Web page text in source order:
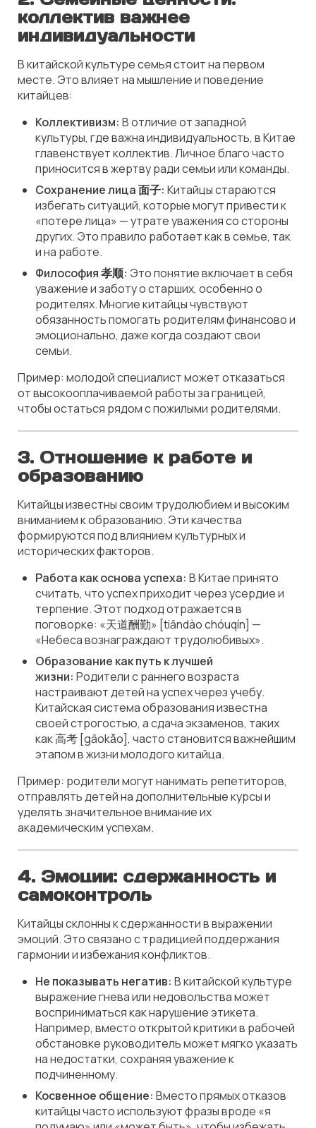
коллектив важнее
индивидуальности
В китайской культуре семья стоит на первом
месте. Это влияет на мышление и поведение
китайцев:
Коллективизм: В отличие от западной
культуры, где важна индивидуальность, в Китае
главенствует коллектив. Личное благо часто
приносится в жертву ради семьи или команды.
Сохранение лица 面子: Китайцы стараются
избегать ситуаций, которые могут привести к
«потере лица» — утрате уважения со стороны
других. Это правило работает как в семье, так
и на работе.
Философия 孝顺: Это понятие включает в себя
уважение и заботу о старших, особенно о
родителях. Многие китайцы чувствуют
обязанность помогать родителям финансово и
эмоционально, даже когда создают свои
семьи.
Пример: молодой специалист может отказаться
от высокооплачиваемой работы за границей,
чтобы остаться рядом с пожилыми родителями.
3. Отношение к работе и
образованию
Китайцы известны своим трудолюбием и высоким
вниманием к образованию. Эти качества
формируются под влиянием культурных и
исторических факторов.
Работа как основа успеха: В Китае принято
считать, что успех приходит через усердие и
терпение. Этот подход отражается в
поговорке: «天道酬勤» [tiāndào chóuqín] —
«Небеса вознаграждают трудолюбивых».
Образование как путь к лучшей
жизни: Родители с раннего возраста
настраивают детей на успех через учебу.
Китайская система образования известна
своей строгостью, а сдача экзаменов, таких
как 高考 [gāokǎo], часто становится важнейшим
этапом в жизни молодого китайца.
Пример: родители могут нанимать репетиторов,
отправлять детей на дополнительные курсы и
уделять значительное внимание их
академическим успехам.
4. Эмоции: сдержанность и
самоконтроль
Китайцы склонны к сдержанности в выражении
эмоций. Это связано с традицией поддержания
гармонии и избежания конфликтов.
Не показывать негатив: В китайской культуре
выражение гнева или недовольства может
восприниматься как нарушение этикета.
Например, вместо открытой критики в рабочей
обстановке руководитель может мягко указать
на недостатки, сохраняя уважение к
подчиненному.
Косвенное общение: Вместо прямых отказов
китайцы часто используют фразы вроде «я